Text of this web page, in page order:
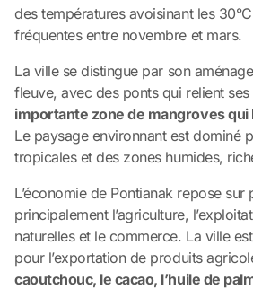
des températures avoisinant les
fréquentes entre novembre et mars.
La ville se distingue par son
fleuve, avec des ponts qui relient
importante zone de mangroves
Le paysage environnant est dominé
tropicales et des zones humides,
L’économie de Pontianak repose sur
principalement l’agriculture,
naturelles et le commerce. La ville
pour l’exportation de produits
caoutchouc, le cacao, l’huile de